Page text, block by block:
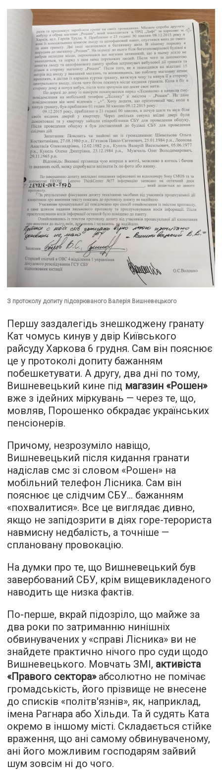
З протоколу допиту підозрюваного Валерія Вишневецького
Першу заздалегідь знешкоджену гранату
Кат чомусь кинув у двір Київського
райсуду Харкова 6 грудня. Сам він пояснює
це у протоколі допиту бажанням
побешкетувати. А другу, два дні по тому,
Вишневецький кине під магазин «Рошен»
вже з ідейних міркувань — через те, що,
мовляв, Порошенко обкрадає українських
пенсіонерів.
Причому, незрозуміло навіщо,
Вишневецький після кидання гранати
надіслав смс зі словом «Рошен» на
мобільний телефон Лісника. Сам він
пояснює це слідчим СБУ... бажанням
«похвалитися». Все це виглядає дивно,
якщо не запідозрити в діях горе-терориста
навмисну недбалість, а точніше —
сплановану провокацію.
На думки про те, що Вишневецький був
завербований СБУ, крім вищевикладеного
наводить ще низка фактів.
По-перше, вкрай підозріло, що майже за
два роки по затриманню нинішніх
обвинувачених у «справі Лісника» ви не
знайдете практично нічого про суди щодо
Вишневецького. Мовчать ЗМІ, активіста
«Правого сектора»абсолютно не помічає
громадськість, його прізвище не внесене
до списків «політв'язнів», як, наприклад,
імена Рагнара або Хільди. Та й судять Ката
окремо в іншому місті. Складається стійке
враження, що ані самому обвинуваченому,
ані його можливим господарям зайвий
шум зовсім ні до чого.